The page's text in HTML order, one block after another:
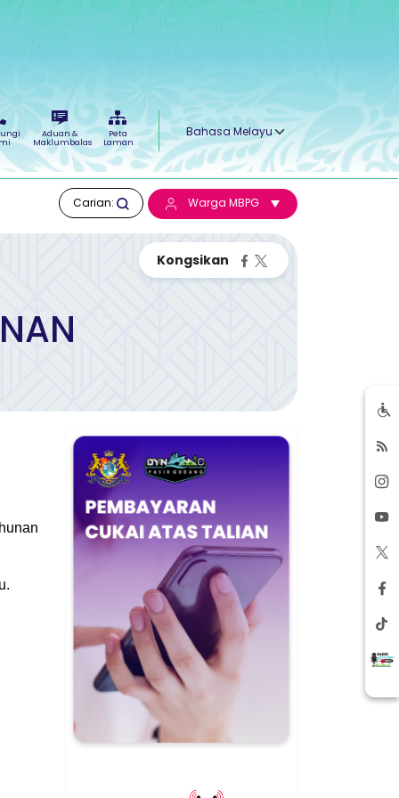
Aduan &
Maklumbalas
Peta
Laman
Select your language
Carian: Warga MBPG